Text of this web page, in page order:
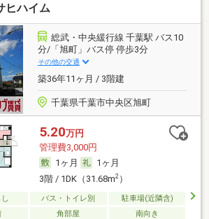
ヒハイム
総武・中央緩行線 千葉駅 バス10
分/「旭町」バス停 停歩3分
その他の交通
築36年11ヶ月 / 3階建
千葉県千葉市中央区旭町
5.20万円
管理費3,000円
1ヶ月
1ヶ月
3階 / 1DK（31.68m2）
バス・トイレ別
駐車場(近隣含)
角部屋 南向き